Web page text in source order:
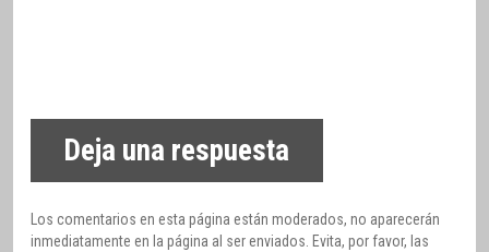
Deja una respuesta
Los comentarios en esta página están moderados, no aparecerán
inmediatamente en la página al ser enviados. Evita, por favor, las